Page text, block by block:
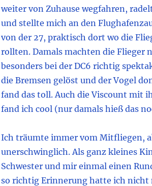
weiter von Zuhause wegfahren,
und stellte mich an den
von der 27, praktisch dort wo die
rollten. Damals machten die Flieger
besonders bei der DC6 richtig
die Bremsen gelöst und der Vogel
fand das toll. Auch die Viscount mit
fand ich cool (nur damals hieß das
Ich träumte immer vom Mitfliegen,
unerschwinglich. Als ganz kleines
Schwester und mir einmal einen
so richtig Erinnerung hatte ich nicht